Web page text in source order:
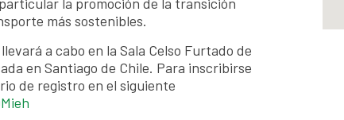
más sostenibles.
a cabo en la Sala Celso Furtado de
en Santiago de Chile. Para inscribirse
de registro en el siguiente